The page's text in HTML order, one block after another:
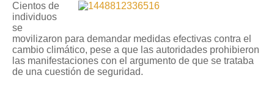
Cientos de
individuos
se
movilizaron para demandar medidas efectivas contra el
cambio climático, pese a que las autoridades prohibieron
las manifestaciones con el argumento de que se trataba
de una cuestión de seguridad.